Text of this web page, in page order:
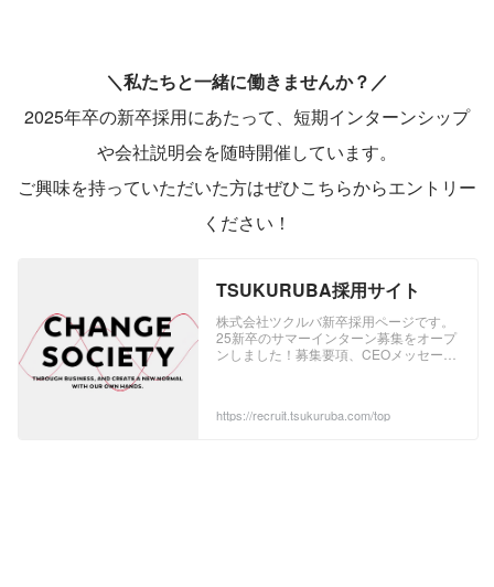
＼私たちと一緒に働きませんか？／
2025年卒の新卒採用にあたって、短期インターンシップ
や会社説明会を随時開催しています。
ご興味を持っていただいた方はぜひこちらからエントリー
ください！
TSUKURUBA採用サイト
株式会社ツクルバ新卒採用ページです。
25新卒のサマーインターン募集をオープ
ンしました！募集要項、CEOメッセー
https://recruit.tsukuruba.com/top